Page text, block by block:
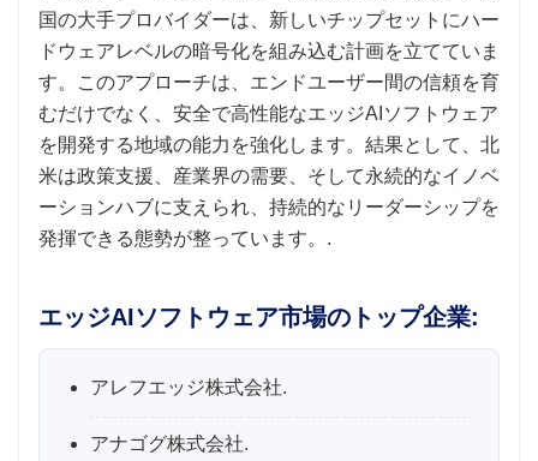
国の大手プロバイダーは、新しいチップセットにハー
ドウェアレベルの暗号化を組み込む計画を立てていま
す。このアプローチは、エンドユーザー間の信頼を育
むだけでなく、安全で高性能なエッジAIソフトウェア
を開発する地域の能力を強化します。結果として、北
米は政策支援、産業界の需要、そして永続的なイノベ
ーションハブに支えられ、持続的なリーダーシップを
発揮できる態勢が整っています。.
エッジAIソフトウェア市場のトップ企業:
アレフエッジ株式会社.
アナゴグ株式会社.